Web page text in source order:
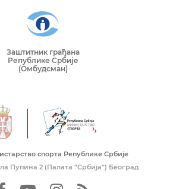
Заштитник грађана
Републике Србије
(Омбудсман)
спорта Републике Србије
Пупина 2 (Палата “Србија”) Београд